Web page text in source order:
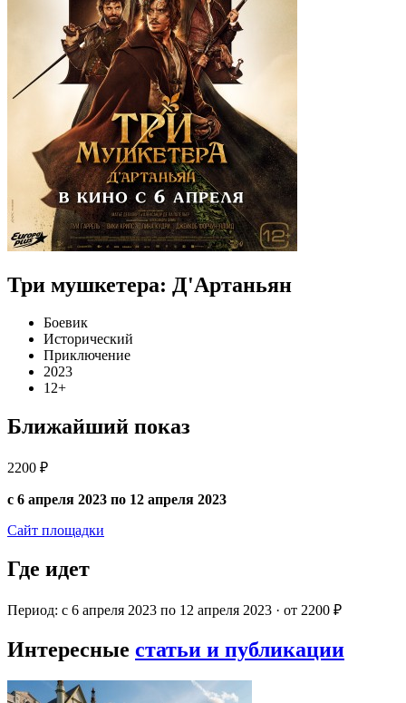
Три мушкетера: Д'Артаньян
Боевик
Исторический
Приключение
2023
12+
Ближайший показ
2200 ₽
с 6 апреля 2023 по 12 апреля 2023
Сайт площадки
Где идет
Период: с 6 апреля 2023 по 12 апреля 2023 · от 2200 ₽
Интересные статьи и публикации